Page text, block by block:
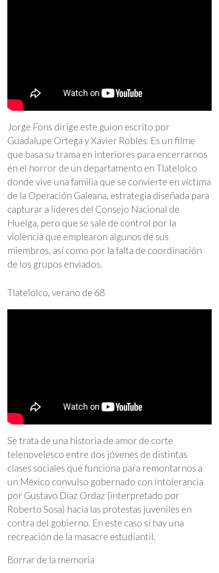
Jorge Fons dirige este guion escrito por
Guadalupe Ortega y Xavier Robles. Es un filme
que basa su trama en interiores para encerrarnos
en el horror de un departamento en Tlatelolco
donde vive una familia que se convierte en víctima
de la Operación Galeana, estrategia diseñada para
capturar a líderes del Consejo Nacional de
Huelga, pero que se sale de control por la
violencia que emplearon algunos de sus
miembros, así como por la falta de coordinación
de los grupos enviados.
Tlatelolco, verano de 68
Se trata de una historia de amor de corte
telenovelesco entre dos jóvenes de distintas
clases sociales que funciona para remontarnos a
un México convulso gobernado con intolerancia
por Gustavo Díaz Ordaz (interpretado por
Roberto Sosa) hacia las protestas juveniles en
contra del gobierno. En este caso sí hay una
recreación de la masacre estudiantil.
Borrar de la memoria